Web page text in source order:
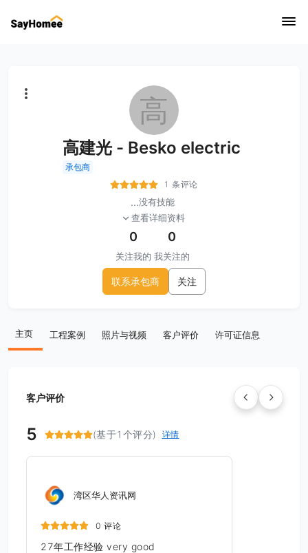
高
高建光 - Besko electric
承包商
1 条评论
...没有技能
查看详细资料
0
关注我的
0
我关注的
联系承包商 关注
主页 工程案例 照片与视频 客户评价 许可证信息
客户评价
5 (基于1个评分) 详情
湾区华人资讯网
0 评论
27年工作经验 very good